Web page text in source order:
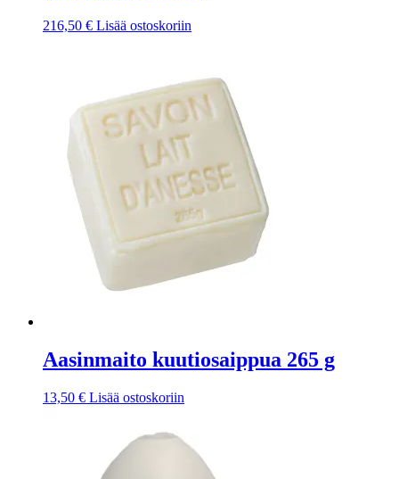
216,50 € Lisää ostoskoriin
Aasinmaito kuutiosaippua 265 g
13,50 € Lisää ostoskoriin